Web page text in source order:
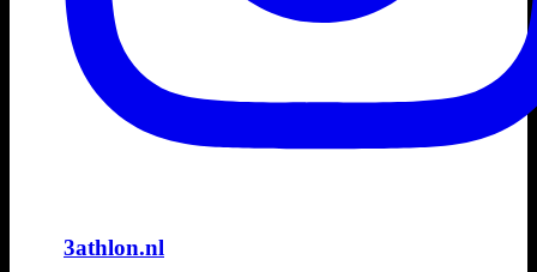
3athlon.nl